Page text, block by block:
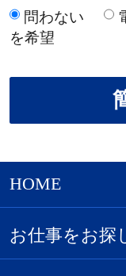
問わない
を希望
HOME
お仕事をお探